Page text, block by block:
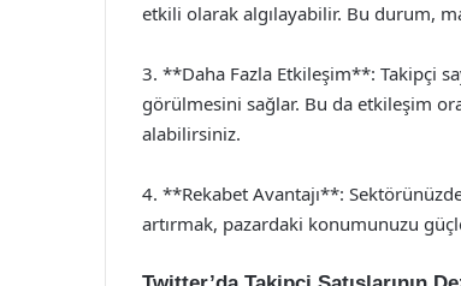
etkili olarak algılayabilir. Bu durum,
3. **Daha Fazla Etkileşim**: Takipçi
görülmesini sağlar. Bu da etkileşim
alabilirsiniz.
4. **Rekabet Avantajı**:
artırmak, pazardaki konumunuzu